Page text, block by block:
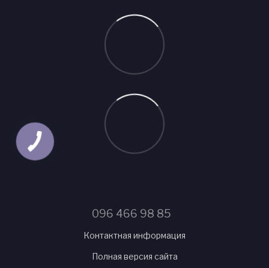
096 466 98 85
Контактная информация
Полная версия сайта